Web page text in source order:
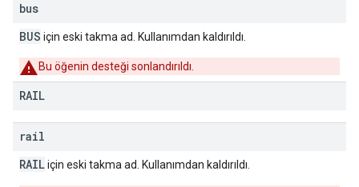
bus
BUS için eski takma ad. Kullanımdan kaldırıldı.
Bu öğenin desteği sonlandırıldı.
RAIL
rail
RAILiçin eski takma ad. Kullanımdan kaldırıldı.